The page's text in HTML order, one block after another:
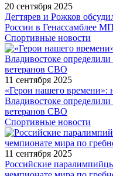
20 сентября 2025
Дегтярев и Рожков
России в Генассамблее
Спортивные новости
11 сентября 2025
«Герои нашего времени»:
Владивостоке
ветеранов СВО
Спортивные новости
11 сентября 2025
Российские